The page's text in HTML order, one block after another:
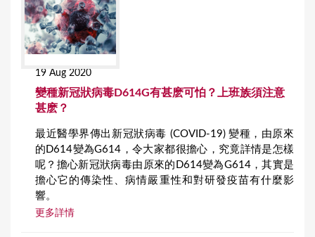
19 Aug 2020
變種新冠狀病毒D614G有甚麽可怕？上班族須注意
甚麽？
最近醫學界傳出新冠狀病毒 (COVID-19) 變種，由原來
的D614變為G614，令大家都很擔心，究竟詳情是怎樣
呢？擔心新冠狀病毒由原來的D614變為G614，其實是
擔心它的傳染性、病情嚴重性和對研發疫苗有什麼影
響。
更多詳情